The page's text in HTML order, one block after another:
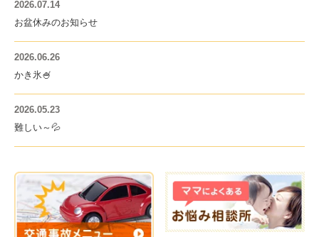
2026.07.14
お盆休みのお知らせ
2026.06.26
かき氷🍧
2026.05.23
難しい～💦